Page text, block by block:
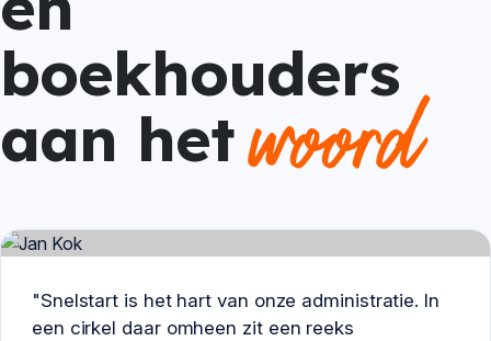
boekhouders
aan hetwoord
"Snelstart is het hart van onze administratie. In
een cirkel daar omheen zit een reeks